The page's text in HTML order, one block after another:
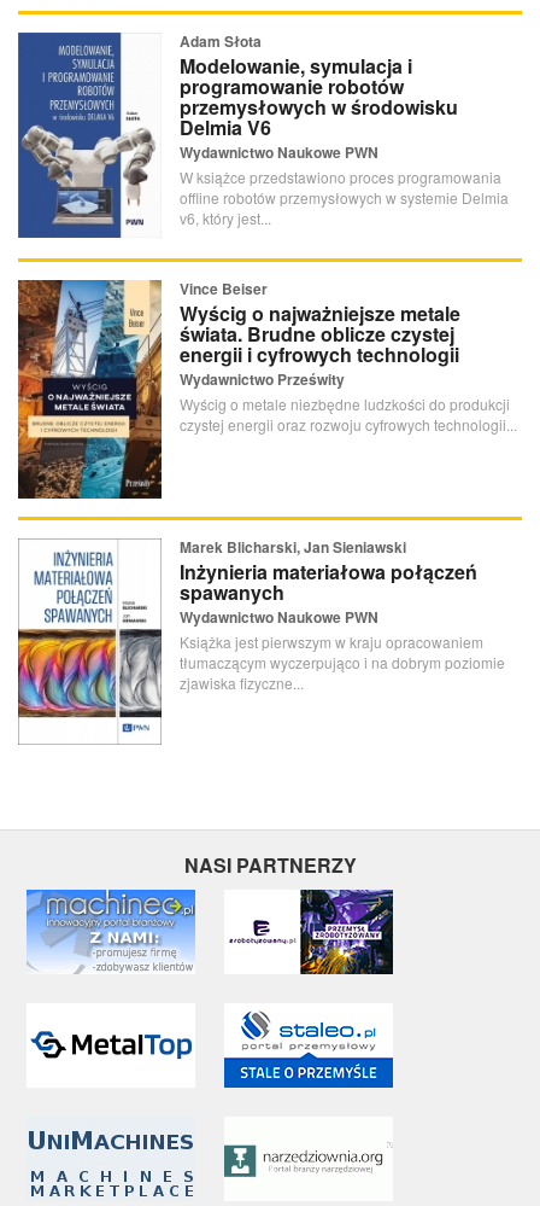
Adam Słota
Modelowanie, symulacja i
programowanie robotów
przemysłowych w środowisku
Delmia V6
Wydawnictwo Naukowe PWN
W książce przedstawiono proces programowania
offline robotów przemysłowych w systemie Delmia
v6, który jest...
Vince Beiser
Wyścig o najważniejsze metale
świata. Brudne oblicze czystej
energii i cyfrowych technologii
Wydawnictwo Prześwity
Wyścig o metale niezbędne ludzkości do produkcji
czystej energii oraz rozwoju cyfrowych technologii...
Marek Blicharski, Jan Sieniawski
Inżynieria materiałowa połączeń
spawanych
Wydawnictwo Naukowe PWN
Książka jest pierwszym w kraju opracowaniem
tłumaczącym wyczerpująco i na dobrym poziomie
zjawiska fizyczne...
NASI PARTNERZY